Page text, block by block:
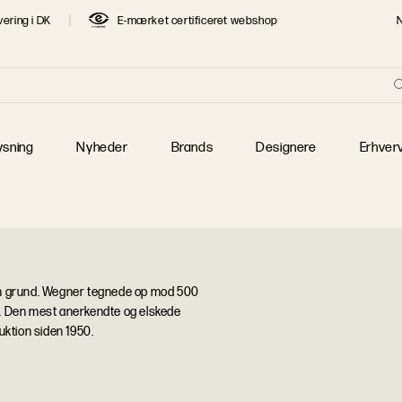
i DK E-mærket certificeret webshop
J. Wegner
Jaime Hayon
Jens Juul Eilersen
Nyheder Brands Designere
Wegner tegnede op mod 500
mest anerkendte og elskede
siden 1950.